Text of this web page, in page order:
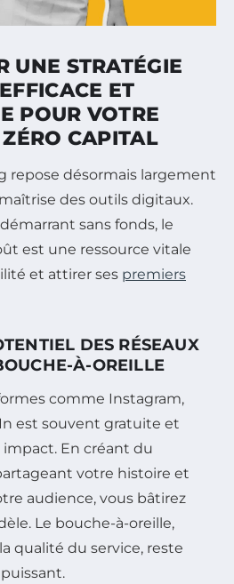
UNE STRATÉGIE
ET
POUR VOTRE
CAPITAL
repose désormais largement
des outils digitaux.
sans fonds, le
est une ressource vitale
et attirer ses premiers
DES RÉSEAUX
À-OREILLE
comme Instagram,
est souvent gratuite et
En créant du
votre histoire et
audience, vous bâtirez
Le bouche-à-oreille,
qualité du service, reste